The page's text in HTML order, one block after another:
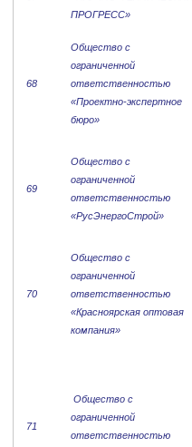
ПРОГРЕСС»
68
Общество с
ограниченной
ответственностью
«Проектно-экспертное
бюро»
69
Общество с
ограниченной
ответственностью
«РусЭнергоСтрой»
70
Общество с
ограниченной
ответственностью
«Красноярская оптовая
компания»
71
Общество с
ограниченной
ответственностью